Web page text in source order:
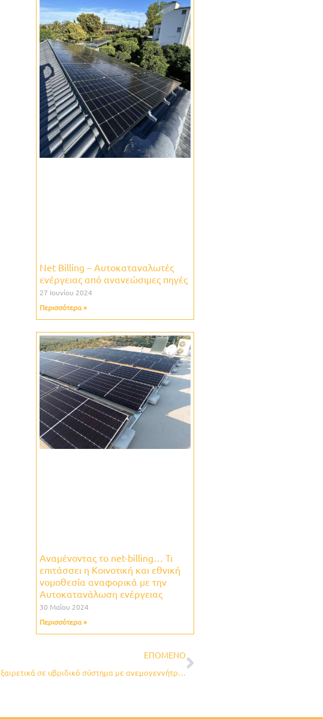
Net Billing – Αυτοκαταναλωτές
ενέργειας από ανανεώσιμες πηγές
27 Ιουνίου 2024
Περισσότερα »
Αναμένοντας το net-billing… Τι
επιτάσσει η Κοινοτική και εθνική
νομοθεσία αναφορικά με την
Αυτοκατανάλωση ενέργειας
30 Μαΐου 2024
Περισσότερα »
ΕΠΌΜΕΝΟ
Ο Διαξονικός Ιχνηλάτης D80 αποδίδει εξαιρετικά σε υβριδικό σύστημα με ανεμογεννήτρια (video)
Next